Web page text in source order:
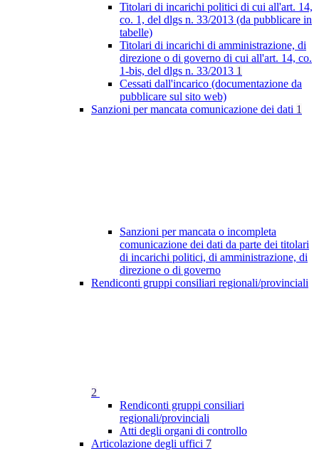
Titolari di incarichi politici di cui all'art. 14,
co. 1, del dlgs n. 33/2013 (da pubblicare in
tabelle)
Titolari di incarichi di amministrazione, di
direzione o di governo di cui all'art. 14, co.
1-bis, del dlgs n. 33/2013 1
Cessati dall'incarico (documentazione da
pubblicare sul sito web)
Sanzioni per mancata comunicazione dei dati 1
Sanzioni per mancata o incompleta
comunicazione dei dati da parte dei titolari
di incarichi politici, di amministrazione, di
direzione o di governo
Rendiconti gruppi consiliari regionali/provinciali
2
Rendiconti gruppi consiliari
regionali/provinciali
Atti degli organi di controllo
Articolazione degli uffici 7